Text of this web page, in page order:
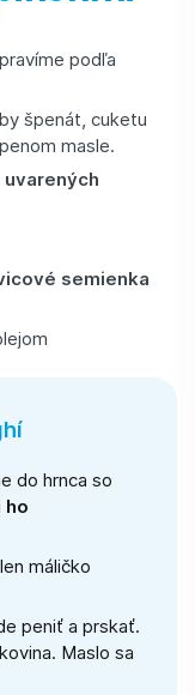
podľa
špenát, cuketu
masle.
uvarených
semienka
do hrnca so
ho
máličko
peniť a prskať.
Maslo sa